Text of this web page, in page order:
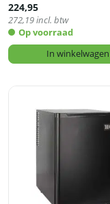
224,95
272,19incl. btw
Op voorraad
In winkelwagen